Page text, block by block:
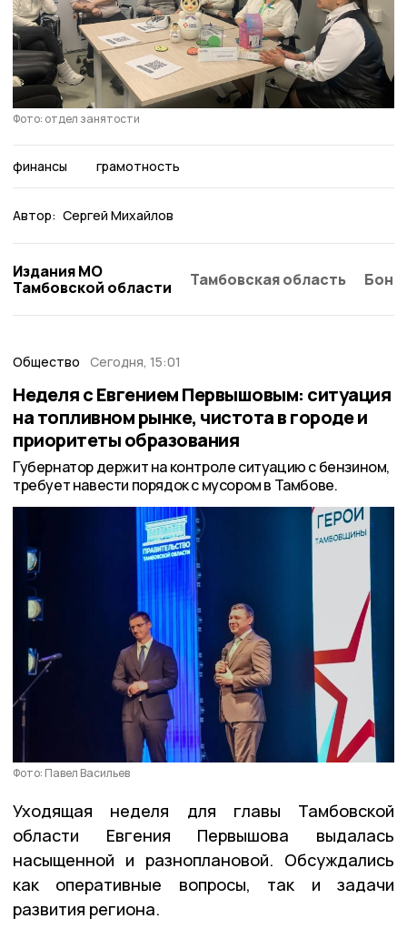
Фото: отдел занятости
финансы грамотность
Автор: Сергей Михайлов
Издания МО
Тамбовской области
Тамбовская область
Общество Сегодня, 15:01
Неделя с Евгением Первышовым: ситуация
на топливном рынке, чистота в городе и
приоритеты образования
Губернатор держит на контроле ситуацию с бензином,
требует навести порядок с мусором в Тамбове.
Фото: Павел Васильев
Уходящая неделя для главы Тамбовской
области Евгения Первышова выдалась
насыщенной и разноплановой. Обсуждались
как оперативные вопросы, так и задачи
развития региона.